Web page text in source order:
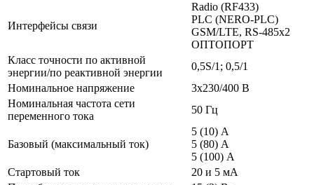
Интерфейсы связи
Radio (RF433)
PLC (NERO-PLC)
GSM/LTE, RS-485x2
ОПТОПОРТ
Класс точности по активной
энергии/по реактивной энергии
0,5S/1; 0,5/1
Номинальное напряжение
3х230/400 В
Номинальная частота сети
переменного тока
50 Гц
Базовый (максимальный ток)
5 (10) А
5 (80) А
5 (100) А
Стартовый ток
20 и 5 мА